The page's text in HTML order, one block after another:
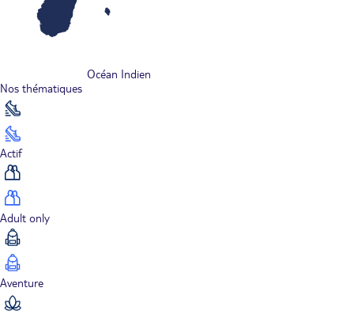
Océan Indien
Nos thématiques
Actif
Adult only
Aventure